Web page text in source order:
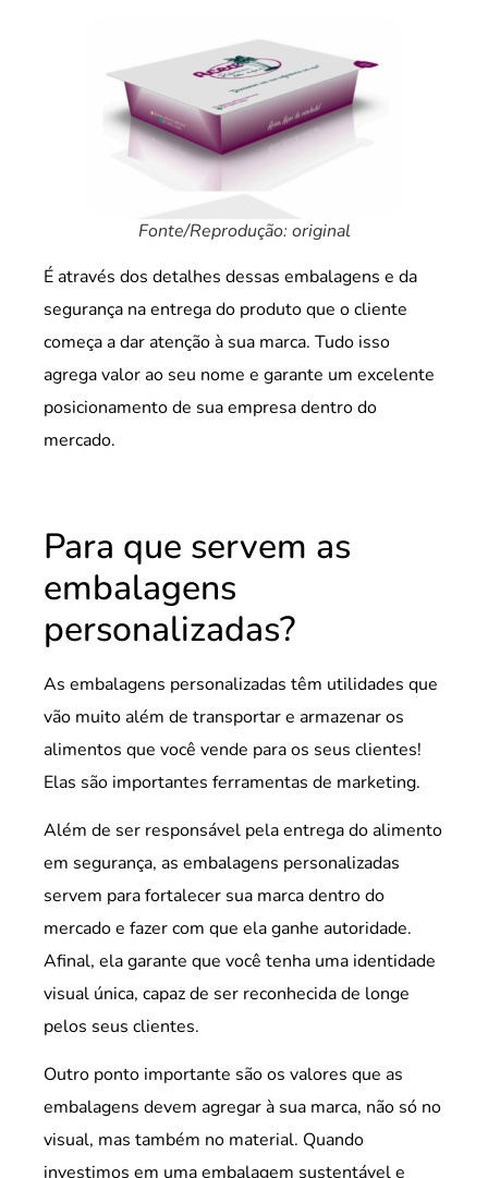
Fonte/Reprodução: original
É através dos detalhes dessas embalagens e da
segurança na entrega do produto que o cliente
começa a dar atenção à sua marca. Tudo isso
agrega valor ao seu nome e garante um excelente
posicionamento de sua empresa dentro do
mercado.
Para que servem as
embalagens
personalizadas?
As embalagens personalizadas têm utilidades que
vão muito além de transportar e armazenar os
alimentos que você vende para os seus clientes!
Elas são importantes ferramentas de marketing.
Além de ser responsável pela entrega do alimento
em segurança, as embalagens personalizadas
servem para fortalecer sua marca dentro do
mercado e fazer com que ela ganhe autoridade.
Afinal, ela garante que você tenha uma identidade
visual única, capaz de ser reconhecida de longe
pelos seus clientes.
Outro ponto importante são os valores que as
embalagens devem agregar à sua marca, não só no
visual, mas também no material. Quando
investimos em uma embalagem sustentável e